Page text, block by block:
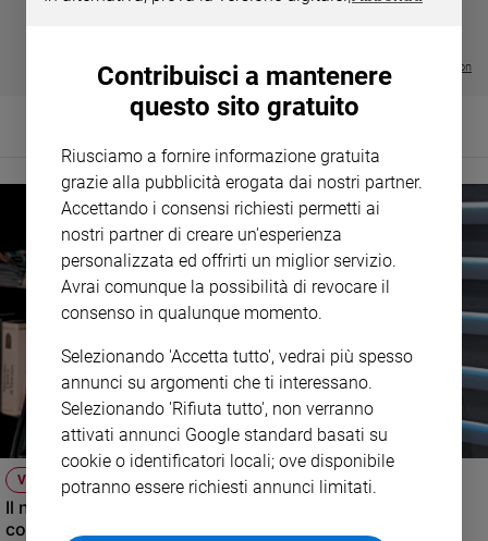
Pubblicità
Registrati
Social
Visualizza tutte le collection
VIDEO
Il nuovo numero di Famiglia Cristiana raccontato dal
condirettore.
Contribuisci a mantenere
questo sito gratuito
Riusciamo a fornire informazione gratuita
grazie alla pubblicità erogata dai nostri partner.
Accettando i consensi richiesti permetti ai
nostri partner di creare un'esperienza
personalizzata ed offrirti un miglior servizio.
Avrai comunque la possibilità di revocare il
consenso in qualunque momento.
Selezionando 'Accetta tutto', vedrai più spesso
annunci su argomenti che ti interessano.
Selezionando 'Rifiuta tutto', non verranno
attivati annunci Google standard basati su
cookie o identificatori locali; ove disponibile
potranno essere richiesti annunci limitati.